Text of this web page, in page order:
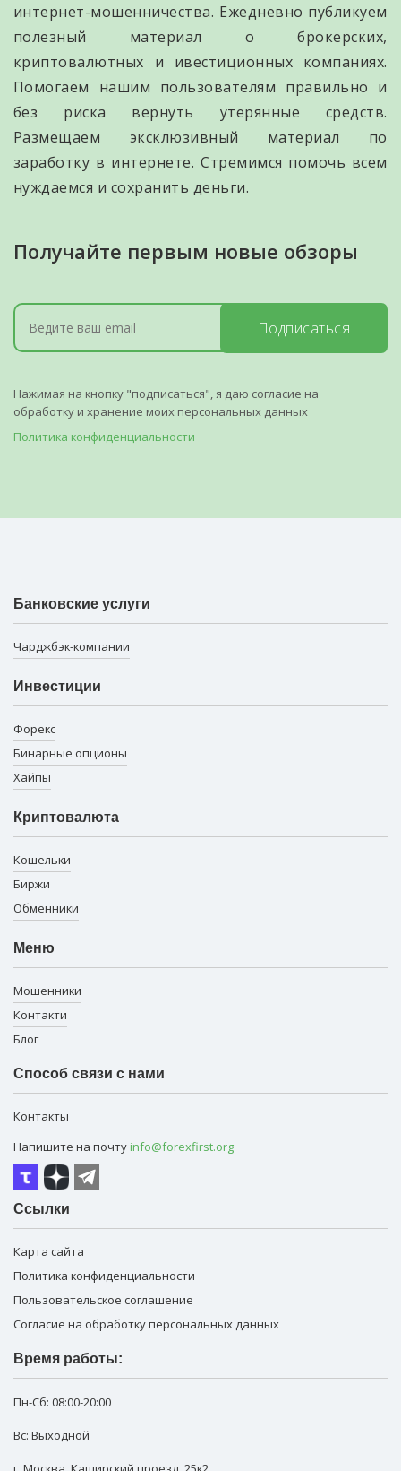
интернет-мошенничества. Ежедневно публикуем
полезный материал о брокерских,
криптовалютных и ивестиционных компаниях.
Помогаем нашим пользователям правильно и
без риска вернуть утерянные средств.
Размещаем эксклюзивный материал по
заработку в интернете. Стремимся помочь всем
нуждаемся и сохранить деньги.
Получайте первым новые обзоры
Подписаться
Нажимая на кнопку "подписаться", я даю согласие на
обработку и хранение моих персональных данных
Политика конфиденциальности
Банковские услуги
Чарджбэк-компании
Инвестиции
Форекс
Бинарные опционы
Хайпы
Криптовалюта
Кошельки
Биржи
Обменники
Меню
Мошенники
Контакти
Блог
Способ связи с нами
Контакты
Напишите на почту info@forexfirst.org
Ссылки
Карта сайта
Политика конфиденциальности
Пользовательское соглашение
Согласие на обработку персональных данных
Время работы:
Пн-Сб: 08:00-20:00
Вс: Выходной